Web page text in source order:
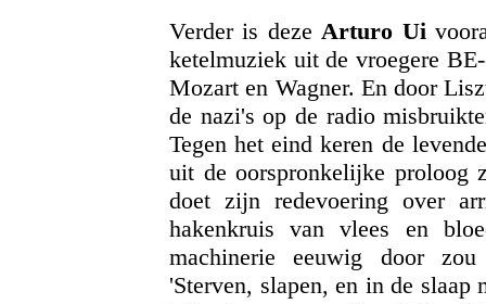
Verder is dezeArturo Ui
ketelmuziek uit de vroegere
Mozart en Wagner. En door
de nazi's op de radio
Tegen het eind keren de
uit de oorspronkelijke
doet zijn redevoering over
hakenkruis van vlees en
machinerie eeuwig door
'Sterven, slapen, en in de slaap